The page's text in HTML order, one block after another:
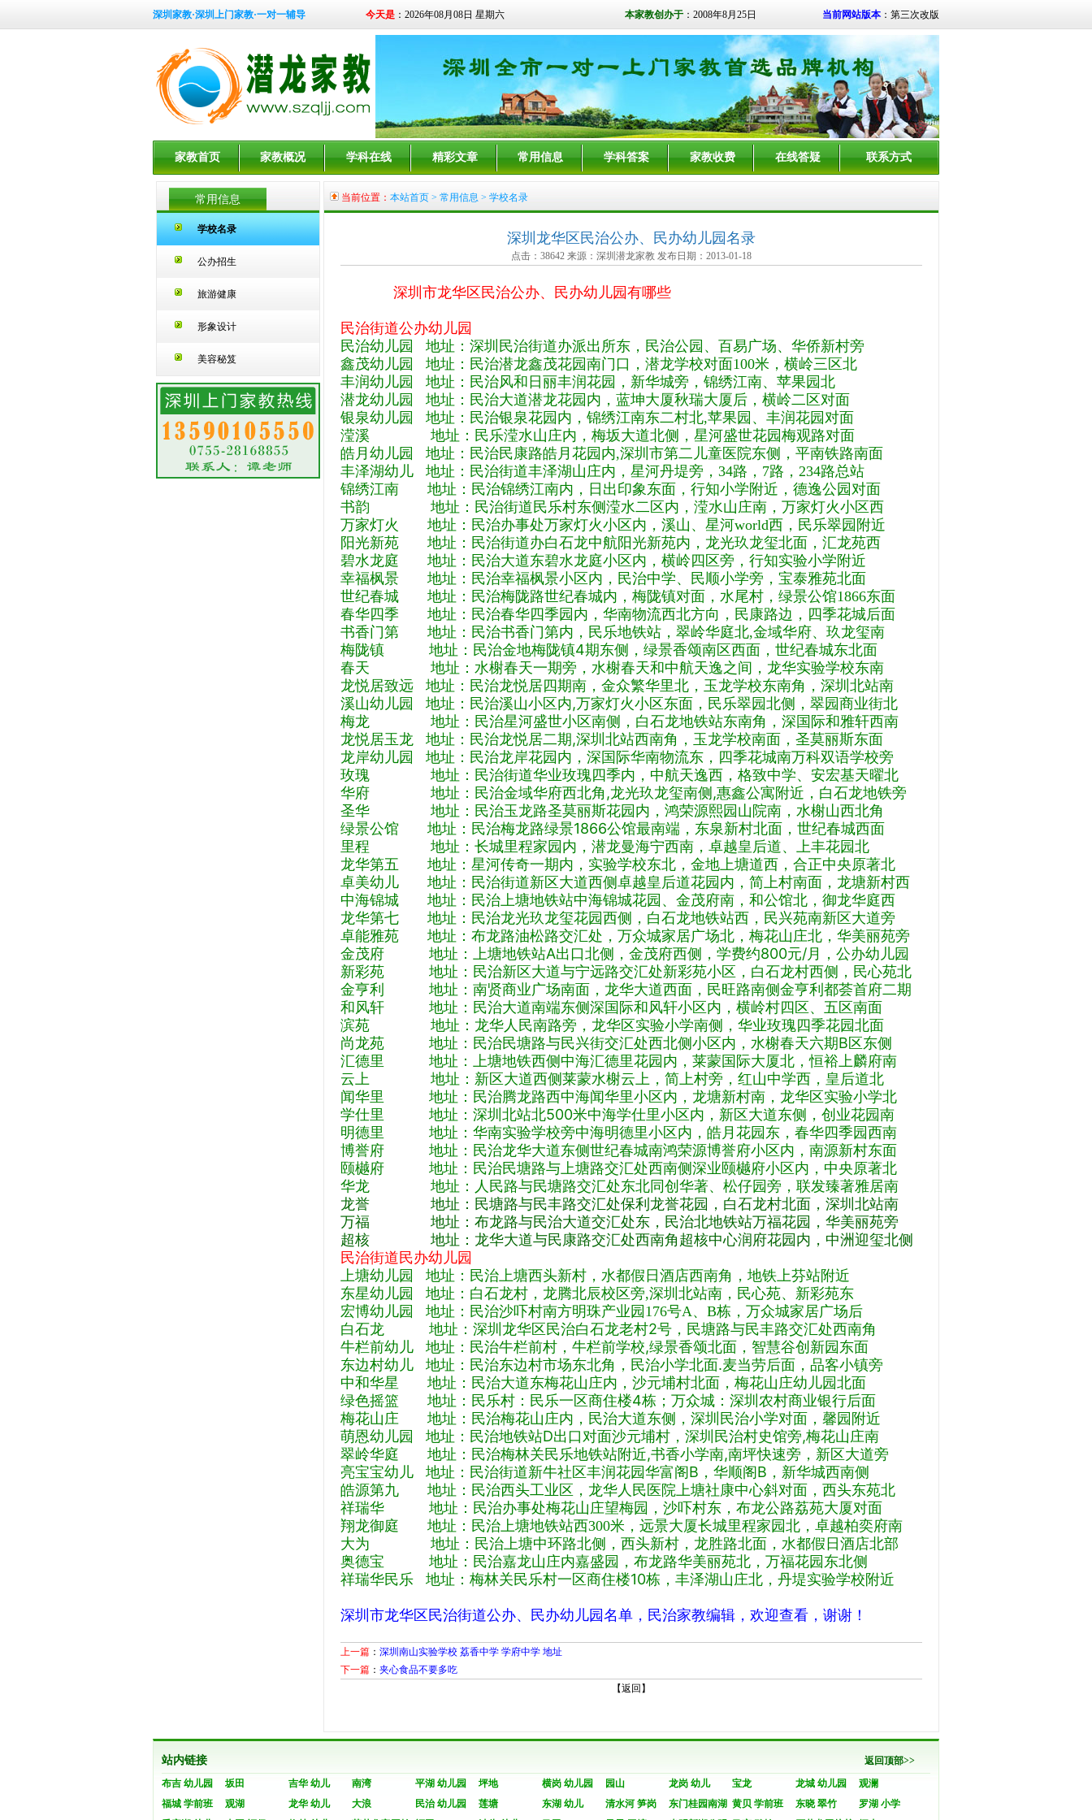
深圳家教·深圳上门家教·一对一辅导 今天是：2026年08月08日 星期六 本家教创办于 ：2008年8月25日 当前网站版本：第三次改版
家教首页 家教概况 学科在线 精彩文章 常用信息 学科答案 家教收费 在线答疑 联系方式
常用信息
学校名录
公办招生
旅游健康
形象设计
美容秘笈
当前位置： 本站首页 > 常用信息 > 学校名录
深圳龙华区民治公办、民办幼儿园名录
点击：38642 来源：深圳潜龙家教 发布日期：2013-01-18
深圳市龙华区民治公办、民办幼儿园有哪些
民治街道公办幼儿园
民治幼儿园 地址：深圳民治街道办派出所东，民治公园、百易广场、华侨新村旁
鑫茂幼儿园 地址：民治潜龙鑫茂花园南门口，潜龙学校对面100米，横岭三区北
丰润幼儿园 地址：民治风和日丽丰润花园，新华城旁，锦绣江南、苹果园北
潜龙幼儿园 地址：民治大道潜龙花园内，蓝坤大厦秋瑞大厦后，横岭二区对面
银泉幼儿园 地址：民治银泉花园内，锦绣江南东二村北,苹果园、丰润花园对面
滢溪 地址：民乐滢水山庄内，梅坂大道北侧，星河盛世花园梅观路对面
皓月幼儿园 地址：民治民康路皓月花园内,深圳市第二儿童医院东侧，平南铁路南面
丰泽湖幼儿 地址：民治街道丰泽湖山庄内，星河丹堤旁，34路，7路，234路总站
锦绣江南 地址：民治锦绣江南内，日出印象东面，行知小学附近，德逸公园对面
书韵 地址：民治街道民乐村东侧滢水二区内，滢水山庄南，万家灯火小区西
万家灯火 地址：民治办事处万家灯火小区内，溪山、星河world西，民乐翠园附近
阳光新苑 地址：民治街道办白石龙中航阳光新苑内，龙光玖龙玺北面，汇龙苑西
碧水龙庭 地址：民治大道东碧水龙庭小区内，横岭四区旁，行知实验小学附近
幸福枫景 地址：民治幸福枫景小区内，民治中学、民顺小学旁，宝泰雅苑北面
世纪春城 地址：民治梅陇路世纪春城内，梅陇镇对面，水尾村，绿景公馆1866东面
春华四季 地址：民治春华四季园内，华南物流西北方向，民康路边，四季花城后面
书香门第 地址：民治书香门第内，民乐地铁站，翠岭华庭北,金域华府、玖龙玺南
梅陇镇 地址：民治金地梅陇镇4期东侧，绿景香颂南区西面，世纪春城东北面
春天 地址：水榭春天一期旁，水榭春天和中航天逸之间，龙华实验学校东南
龙悦居致远 地址：民治龙悦居四期南，金众繁华里北，玉龙学校东南角，深圳北站南
溪山幼儿园 地址：民治溪山小区内,万家灯火小区东面，民乐翠园北侧，翠园商业街北
梅龙 地址：民治星河盛世小区南侧，白石龙地铁站东南角，深国际和雅轩西南
龙悦居玉龙 地址：民治龙悦居二期,深圳北站西南角，玉龙学校南面，圣莫丽斯东面
龙岸幼儿园 地址：民治龙岸花园内，深国际华南物流东，四季花城南万科双语学校旁
玫瑰 地址：民治街道华业玫瑰四季内，中航天逸西，格致中学、安宏基天曜北
华府 地址：民治金域华府西北角,龙光玖龙玺南侧,惠鑫公寓附近，白石龙地铁旁
圣华 地址：民治玉龙路圣莫丽斯花园内，鸿荣源熙园山院南，水榭山西北角
绿景公馆 地址：民治梅龙路绿景1866公馆最南端，东泉新村北面，世纪春城西面
里程 地址：长城里程家园内，潜龙曼海宁西南，卓越皇后道、上丰花园北
龙华第五 地址：星河传奇一期内，实验学校东北，金地上塘道西，合正中央原著北
卓美幼儿 地址：民治街道新区大道西侧卓越皇后道花园内，简上村南面，龙塘新村西
中海锦城 地址：民治上塘地铁站中海锦城花园、金茂府南，和公馆北，御龙华庭西
龙华第七 地址：民治龙光玖龙玺花园西侧，白石龙地铁站西，民兴苑南新区大道旁
卓能雅苑 地址：布龙路油松路交汇处，万众城家居广场北，梅花山庄北，华美丽苑旁
金茂府 地址：上塘地铁站A出口北侧，金茂府西侧，学费约800元/月，公办幼儿园
新彩苑 地址：民治新区大道与宁远路交汇处新彩苑小区，白石龙村西侧，民心苑北
金亨利 地址：南贤商业广场南面，龙华大道西面，民旺路南侧金亨利都荟首府二期
和风轩 地址：民治大道南端东侧深国际和风轩小区内，横岭村四区、五区南面
滨苑 地址：龙华人民南路旁，龙华区实验小学南侧，华业玫瑰四季花园北面
尚龙苑 地址：民治民塘路与民兴街交汇处西北侧小区内，水榭春天六期B区东侧
汇德里 地址：上塘地铁西侧中海汇德里花园内，莱蒙国际大厦北，恒裕上麟府南
云上 地址：新区大道西侧莱蒙水榭云上，简上村旁，红山中学西，皇后道北
闻华里 地址：民治腾龙路西中海闻华里小区内，龙塘新村南，龙华区实验小学北
学仕里 地址：深圳北站北500米中海学仕里小区内，新区大道东侧，创业花园南
明德里 地址：华南实验学校旁中海明德里小区内，皓月花园东，春华四季园西南
博誉府 地址：民治龙华大道东侧世纪春城南鸿荣源博誉府小区内，南源新村东面
颐樾府 地址：民治民塘路与上塘路交汇处西南侧深业颐樾府小区内，中央原著北
华龙 地址：人民路与民塘路交汇处东北同创华著、松仔园旁，联发臻著雅居南
龙誉 地址：民塘路与民丰路交汇处保利龙誉花园，白石龙村北面，深圳北站南
万福 地址：布龙路与民治大道交汇处东，民治北地铁站万福花园，华美丽苑旁
超核 地址：龙华大道与民康路交汇处西南角超核中心润府花园内，中洲迎玺北侧
民治街道民办幼儿园
上塘幼儿园 地址：民治上塘西头新村，水都假日酒店西南角，地铁上芬站附近
东星幼儿园 地址：白石龙村，龙腾北辰校区旁,深圳北站南，民心苑、新彩苑东
宏博幼儿园 地址：民治沙吓村南方明珠产业园176号A、B栋，万众城家居广场后
白石龙 地址：深圳龙华区民治白石龙老村2号，民塘路与民丰路交汇处西南角
牛栏前幼儿 地址：民治牛栏前村，牛栏前学校,绿景香颂北面，智慧谷创新园东面
东边村幼儿 地址：民治东边村市场东北角，民治小学北面.麦当劳后面，品客小镇旁
中和华星 地址：民治大道东梅花山庄内，沙元埔村北面，梅花山庄幼儿园北面
绿色摇篮 地址：民乐村：民乐一区商住楼4栋；万众城：深圳农村商业银行后面
梅花山庄 地址：民治梅花山庄内，民治大道东侧，深圳民治小学对面，馨园附近
萌恩幼儿园 地址：民治地铁站D出口对面沙元埔村，深圳民治村史馆旁,梅花山庄南
翠岭华庭 地址：民治梅林关民乐地铁站附近,书香小学南,南坪快速旁，新区大道旁
亮宝宝幼儿 地址：民治街道新牛社区丰润花园华富阁B，华顺阁B，新华城西南侧
皓源第九 地址：民治西头工业区，龙华人民医院上塘社康中心斜对面，西头东苑北
祥瑞华 地址：民治办事处梅花山庄望梅园，沙吓村东，布龙公路荔苑大厦对面
翔龙御庭 地址：民治上塘地铁站西300米，远景大厦长城里程家园北，卓越柏奕府南
大为 地址：民治上塘中环路北侧，西头新村，龙胜路北面，水都假日酒店北部
奥德宝 地址：民治嘉龙山庄内嘉盛园，布龙路华美丽苑北，万福花园东北侧
祥瑞华民乐 地址：梅林关民乐村一区商住楼10栋，丰泽湖山庄北，丹堤实验学校附近
深圳市龙华区民治街道公办、民办幼儿园名单，民治家教编辑，欢迎查看，谢谢！
上一篇 ： 深圳南山实验学校 荔香中学 学府中学 地址
下一篇 ： 夹心食品不要多吃
【返回 】
站内链接
返回顶部>>
布吉 幼儿园
坂田 吉华 幼儿 南湾 平湖 幼儿园 坪地 横岗 幼儿园 园山 龙岗 幼儿 宝龙 龙城 幼儿园
观澜
福城 学前班
观湖 龙华 幼儿 大浪 民治 幼儿园 莲塘 东湖 幼儿 清水河 笋岗 东门桂园南湖 黄贝 学前班 东晓 翠竹
罗湖 小学